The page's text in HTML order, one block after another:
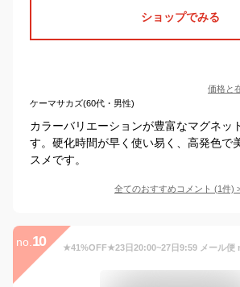
ショップでみる
価格と
ケーマサカズ(60代・男性)
カラーバリエーションが豊富なマグネッ
す。硬化時間が早く使い易く、高発色で
スメです。
全てのおすすめコメント (1件)
no. 10